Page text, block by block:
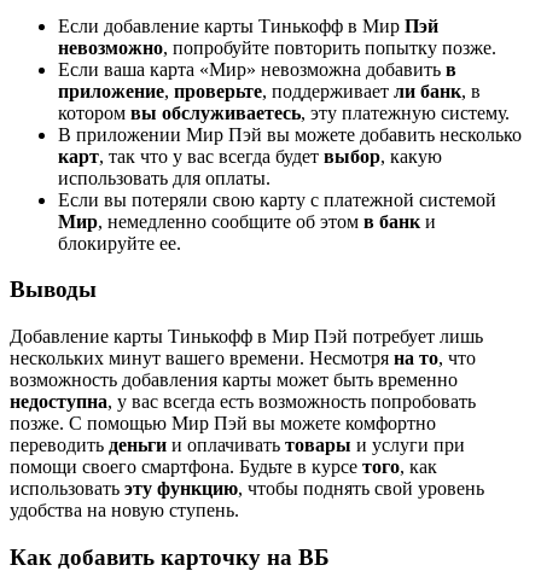
Если добавление карты Тинькофф в Мир Пэй
невозможно, попробуйте повторить попытку позже.
Если ваша карта «Мир» невозможна добавить в
приложение, проверьте, поддерживает ли банк, в
котором вы обслуживаетесь, эту платежную систему.
В приложении Мир Пэй вы можете добавить несколько
карт, так что у вас всегда будет выбор, какую
использовать для оплаты.
Если вы потеряли свою карту с платежной системой
Мир, немедленно сообщите об этом в банк и
блокируйте ее.
Выводы
Добавление карты Тинькофф в Мир Пэй потребует лишь
нескольких минут вашего времени. Несмотря на то, что
возможность добавления карты может быть временно
недоступна, у вас всегда есть возможность попробовать
позже. С помощью Мир Пэй вы можете комфортно
переводить деньги и оплачивать товары и услуги при
помощи своего смартфона. Будьте в курсе того, как
использовать эту функцию, чтобы поднять свой уровень
удобства на новую ступень.
Как добавить карточку на ВБ